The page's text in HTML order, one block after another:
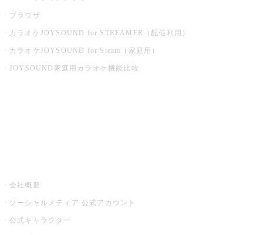
ブラウザ
カラオケJOYSOUND for STREAMER（配信利用）
カラオケJOYSOUND for Steam（家庭用）
JOYSOUND家庭用カラオケ機能比較
会社概要
ソーシャルメディア 公式アカウント
公式キャラクター